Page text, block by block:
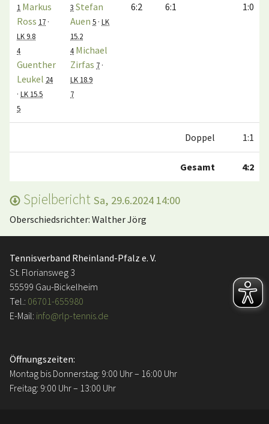
1 Markus
Ross 17 ·
LK 9.8
4
Guenther
Leukel 24
· LK 15.5
5
3 Stefan
Auen 5 · LK
15.2
4 Michael
Zirfas 7 ·
LK 18.9
7
6:2 6:1 1:0
Doppel 1:1
Gesamt 4:2
Spielbericht Sa, 29.6.2024 14:00
Oberschiedsrichter: Walther Jörg
Tennisverband Rheinland-Pfalz e. V.
St. Floriansweg 3
55599 Gau-Bickelheim
Tel.: 06701-655980
E-Mail: info@rlp-tennis.de
Öffnungszeiten:
Montag bis Donnerstag: 9:00 Uhr – 16:00 Uhr
Freitag: 9:00 Uhr – 13:00 Uhr